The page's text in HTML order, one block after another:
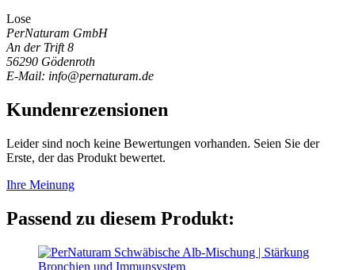
Lose
PerNaturam GmbH
An der Trift 8
56290 Gödenroth
E-Mail: info@pernaturam.de
Kundenrezensionen
Leider sind noch keine Bewertungen vorhanden. Seien Sie der
Erste, der das Produkt bewertet.
Ihre Meinung
Passend zu diesem Produkt: